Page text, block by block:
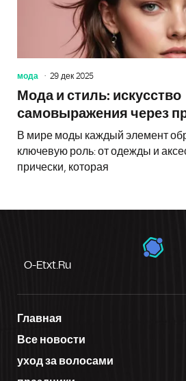
мода 29 дек 2025
Мода и стиль: искусство
самовыражения через
В мире моды каждый элемент
ключевую роль: от одежды и
прически, которая
O-Etxt.ru
Главная
Все новости
уход за волосами